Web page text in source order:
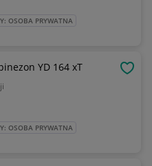
OSOBA PRYWATNA
YD 164 xT
OSOBA PRYWATNA